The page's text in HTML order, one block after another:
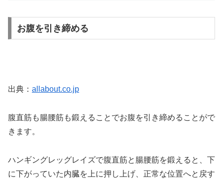
お腹を引き締める
出典： allabout.co.jp
腹直筋も腸腰筋も鍛えることでお腹を引き締めることがで
きます。
ハンギングレッグレイズで腹直筋と腸腰筋を鍛えると、下
に下がっていた内臓を上に押し上げ、正常な位置へと戻す